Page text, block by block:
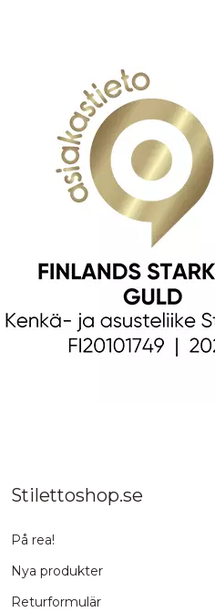
Stilettoshop.se
På rea!
Nya produkter
Returformulär